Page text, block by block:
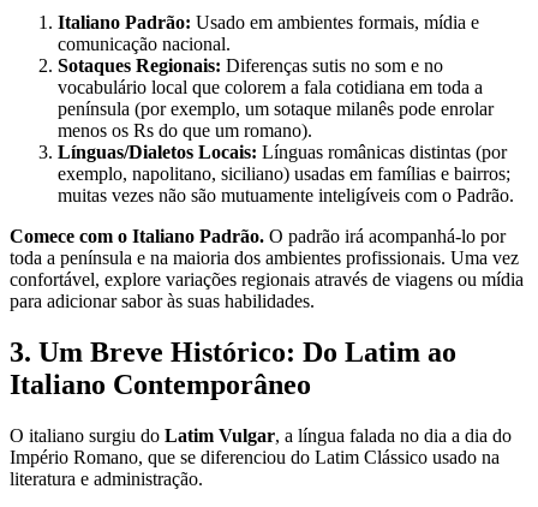
Italiano Padrão: Usado em ambientes formais, mídia e
comunicação nacional.
Sotaques Regionais: Diferenças sutis no som e no
vocabulário local que colorem a fala cotidiana em toda a
península (por exemplo, um sotaque milanês pode enrolar
menos os Rs do que um romano).
Línguas/Dialetos Locais: Línguas românicas distintas (por
exemplo, napolitano, siciliano) usadas em famílias e bairros;
muitas vezes não são mutuamente inteligíveis com o Padrão.
Comece com o Italiano Padrão. O padrão irá acompanhá-lo por
toda a península e na maioria dos ambientes profissionais. Uma vez
confortável, explore variações regionais através de viagens ou mídia
para adicionar sabor às suas habilidades.
3. Um Breve Histórico: Do Latim ao
Italiano Contemporâneo
O italiano surgiu do Latim Vulgar, a língua falada no dia a dia do
Império Romano, que se diferenciou do Latim Clássico usado na
literatura e administração.